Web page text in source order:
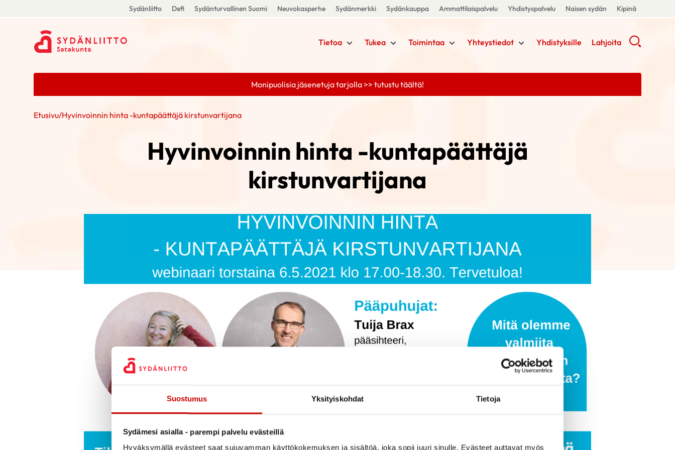
Suostumus Yksityiskohdat Tietoja
Sydämesi asialla - parempi palvelu evästeillä
Hyväksymällä evästeet saat sujuvamman käyttökokemuksen ja sisältöä, joka sopii juuri sinulle. Evästeet auttavat myös
Sydänliitto Defi Sydänturvallinen Suomi Neuvokasperhe Sydänmerkki Sydänkauppa Ammattilaispalvelu Yhdistyspalvelu Naisen sydän Kipinä
Tietoa Tukea Toimintaa Yhteystiedot Yhdistyksille Lahjoita
Monipuolisia jäsenetuja tarjolla >> tutustu täältä!
Etusivu/Hyvinvoinnin hinta -kuntapäättäjä kirstunvartijana
Hyvinvoinnin hinta -kuntapäättäjä
kirstunvartijana